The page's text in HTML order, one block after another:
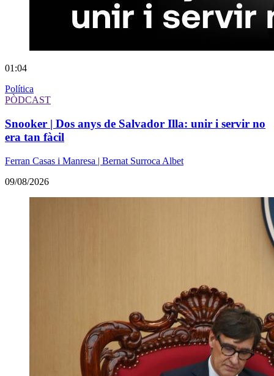
01:04
Política
PÒDCAST
Snooker | Dos anys de Salvador Illa: unir i servir no
era tan fàcil
Ferran Casas i Manresa | Bernat Surroca Albet
09/08/2026